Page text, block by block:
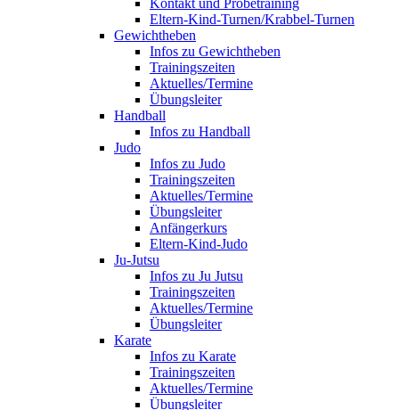
Eltern-Kind-Turnen/Krabbel-Turnen
Gewichtheben
Infos zu Gewichtheben
Trainingszeiten
Aktuelles/Termine
Übungsleiter
Handball
Infos zu Handball
Judo
Infos zu Judo
Trainingszeiten
Aktuelles/Termine
Übungsleiter
Anfängerkurs
Eltern-Kind-Judo
Ju-Jutsu
Infos zu Ju Jutsu
Trainingszeiten
Aktuelles/Termine
Übungsleiter
Karate
Infos zu Karate
Trainingszeiten
Aktuelles/Termine
Übungsleiter